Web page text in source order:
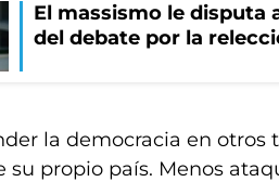
El massismo le
del debate por la
la democracia en
su propio país. Menos